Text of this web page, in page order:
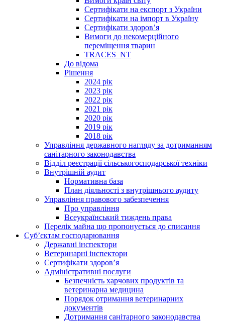
Сертифікати на експорт з України
Сертифікати на імпорт в Україну
Сертифікати здоров’я
Вимоги до некомерційного
переміщення тварин
TRACES_NT
До відома
Рішення
2024 рік
2023 рік
2022 рік
2021 рік
2020 рік
2019 рік
2018 рік
Управління державного нагляду за дотриманням
санітарного законодавства
Відділ реєстрації сільськогосподарської техніки
Внутрішній аудит
Нормативна база
План діяльності з внутрішнього аудиту
Управління правового забезпечення
Про управління
Всеукраїнський тиждень права
Перелік майна що пропонується до списання
Суб’єктам господарювання
Державні інспектори
Ветеринарні інспектори
Сертифікати здоров’я
Адміністративні послуги
Безпечність харчових продуктів та
ветеринарна медицина
Порядок отримання ветеринарних
документів
Дотримання санітарного законодавства